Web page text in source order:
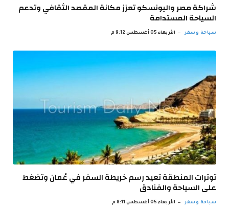
شراكة مصر واليونسكو تعزز مكانة المقصد الثقافي وتدعم
السياحة المستدامة
سياحة وسفر الأربعاء 05 أغسطس 9:12 م
توترات المنطقة تعيد رسم خريطة السفر في عُمان وتضغط
على السياحة والفنادق
سياحة وسفر الأربعاء 05 أغسطس 8:11 م